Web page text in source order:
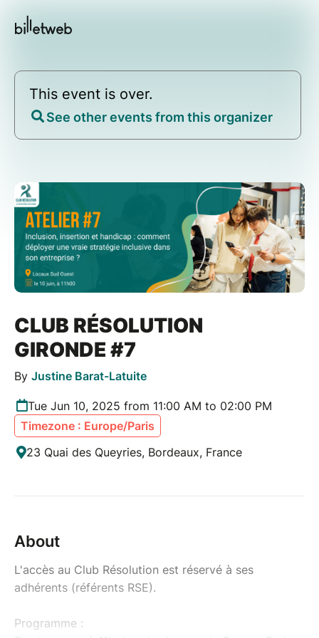
This event is over.
See other events from this organizer
CLUB RÉSOLUTION
GIRONDE #7
By Justine Barat-Latuite
Tue Jun 10, 2025 from 11:00 AM to 02:00 PM
Timezone : Europe/Paris
23 Quai des Queyries, Bordeaux, France
About
L'accès au Club Résolution est réservé à ses
adhérents (référents RSE).
Programme :